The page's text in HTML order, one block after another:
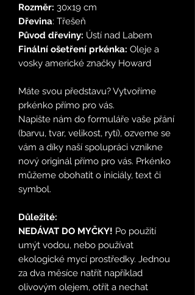
Rozměr: 30x19 cm
Dřevina: Třešeň
Původ dřeviny: Ústí nad Labem
Finální ošetření prkénka: Oleje a
vosky americké značky Howard
Máte svou představu? Vytvoříme
prkénko přímo pro vás.
Napište nám do formuláře vaše přání
(barvu, tvar, velikost, rytí), ozveme se
vám a díky naší spolupráci vznikne
nový originál přímo pro vás. Prkénko
můžeme obohatit o iniciály, text či
symbol.
Důležité:
NEDÁVAT DO MYČKY! Po použití
umýt vodou, nebo používat
ekologické mycí prostředky. Jednou
za dva měsíce natřít například
olivovým olejem, otřít a nechat